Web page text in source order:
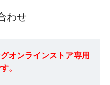
わせ
オンラインストア専用
。